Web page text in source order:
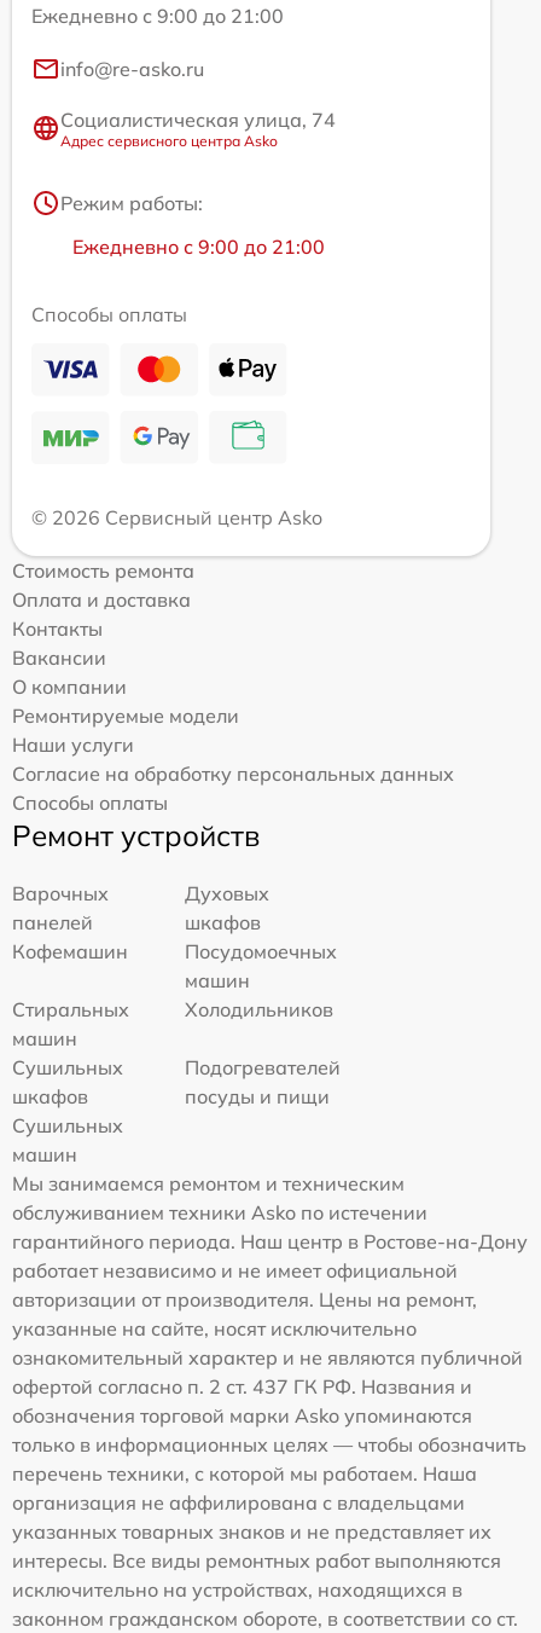
Ежедневно с 9:00 до 21:00
info@re-asko.ru
Социалистическая улица, 74
Адрес сервисного центра Asko
Режим работы:
Ежедневно с 9:00 до 21:00
Способы оплаты
© 2026 Сервисный центр Asko
Стоимость ремонта
Оплата и доставка
Контакты
Вакансии
О компании
Ремонтируемые модели
Наши услуги
Согласие на обработку персональных данных
Способы оплаты
Ремонт устройств
Варочных
панелей
Духовых
шкафов
Кофемашин
Посудомоечных
машин
Стиральных
машин
Холодильников
Сушильных
шкафов
Подогревателей
посуды и пищи
Сушильных
машин
Мы занимаемся ремонтом и техническим
обслуживанием техники Asko по истечении
гарантийного периода. Наш центр в Ростове-на-Дону
работает независимо и не имеет официальной
авторизации от производителя. Цены на ремонт,
указанные на сайте, носят исключительно
ознакомительный характер и не являются публичной
офертой согласно п. 2 ст. 437 ГК РФ. Названия и
обозначения торговой марки Asko упоминаются
только в информационных целях — чтобы обозначить
перечень техники, с которой мы работаем. Наша
организация не аффилирована с владельцами
указанных товарных знаков и не представляет их
интересы. Все виды ремонтных работ выполняются
исключительно на устройствах, находящихся в
законном гражданском обороте, в соответствии со ст.